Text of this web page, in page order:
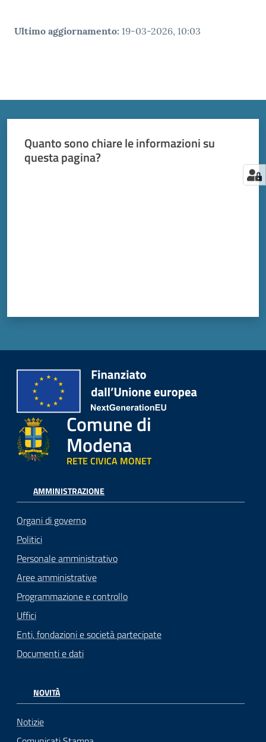
Ultimo aggiornamento: 19-03-2026, 10:03
Quanto sono chiare le informazioni su
questa pagina?
Comune di
Modena
RETE CIVICA MONET
AMMINISTRAZIONE
Organi di governo
Politici
Personale amministrativo
Aree amministrative
Programmazione e controllo
Uffici
Enti, fondazioni e società partecipate
Documenti e dati
NOVITÀ
Notizie